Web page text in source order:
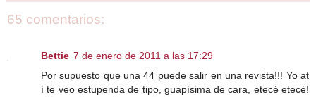
65 comentarios:
Bettie 7 de enero de 2011 a las 17:29
Por supuesto que una 44 puede salir en una revista!!! Yo at
í te veo estupenda de tipo, guapísima de cara, etecé etecé!